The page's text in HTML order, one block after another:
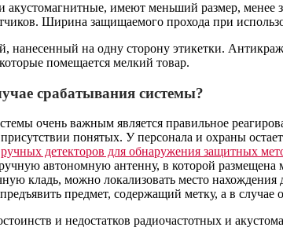
акустомагнитные, имеют меньший размер,
Ширина защищаемого прохода при
нанесенный на одну сторону этикетки.
помещается мелкий товар.
срабатывания системы?
очень важным является правильное
понятых. У персонала и охраны
ручных детекторов для обнаружения защитных
ручную автономную антенну, в которой
кладь, можно локализовать место
предмет, содержащий метку, а в случае
и недостатков радиочастотных и